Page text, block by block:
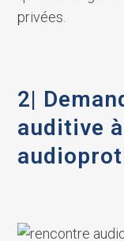
privées.
2|
auditive